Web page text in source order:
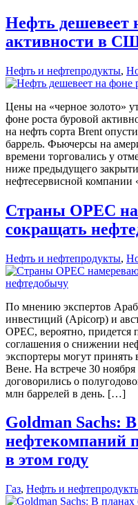
Нефть дешевеет
активности в
Нефть и нефтепродукты,
Цены на «черное золото»
фоне роста буровой
на нефть сорта Brent
баррель. Фьючерсы на
времени торговались у
ниже предыдущего
нефтесервисной
Страны OPEC
сокращать
Нефть и нефтепродукты,
По мнению экспертов
инвестиций (Apicorp) и
OPEC, вероятно, придется
соглашения о снижении
экспортеры могут
Вене. На встрече 30
договорились о
млн баррелей в день. […]
Goldman Sachs:
нефтекомпаний
в этом году
Газ, Нефть и